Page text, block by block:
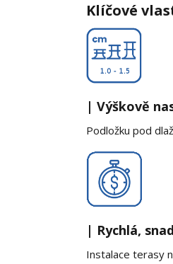
Klíčové
| Výškově
Podložku pod
| Rychlá,
Instalace terasy